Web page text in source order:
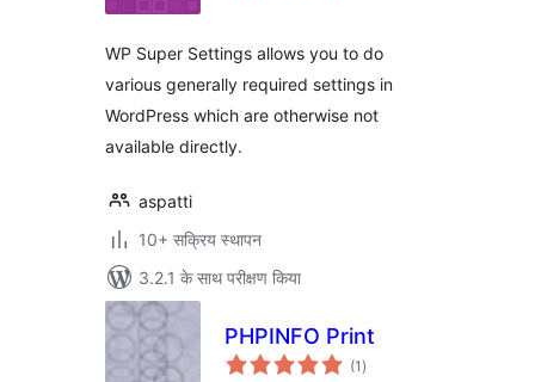
WP Super Settings allows you to do
various generally required settings in
WordPress which are otherwise not
available directly.
aspatti
10+ सक्रिय स्थापन
3.2.1 के साथ परीक्षण किया
PHPINFO Print
(1 कुल
दर)